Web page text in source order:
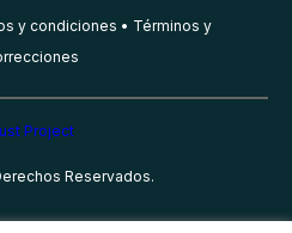
y condiciones
Términos y
Reservados.